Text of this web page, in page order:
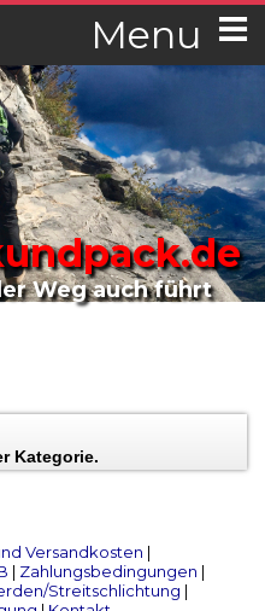
Menu
Weg auch führt
Kategorie.
Versandkosten |
| Zahlungsbedingungen |
Streitschlichtung |